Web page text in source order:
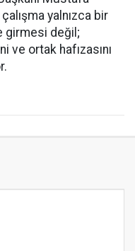
yalnızca bir
girmesi değil;
ve ortak hafızasını